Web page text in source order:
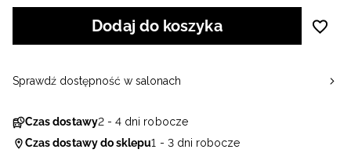
Dodaj do koszyka
Czas dostawy2 - 4 dni robocze
Czas dostawy do sklepu1 - 3 dni robocze
Sprawdź dostępność w salonach